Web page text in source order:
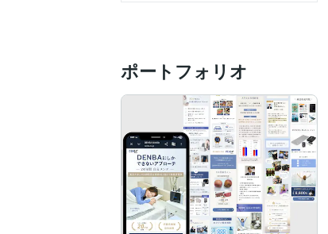
サーバー契約のみお客様にお願いし
その後の設定や公開作業は代行い
別途必要な費用は、
サーバー代（月数百円〜）とドメ
【プロフィール】
多摩美術大学卒。
美術館勤務を経て独立。
ポートフォリオ